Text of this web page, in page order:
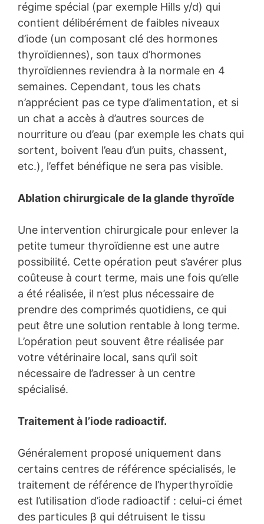
régime spécial (par exemple Hills y/d) qui
contient délibérément de faibles niveaux
d’iode (un composant clé des hormones
thyroïdiennes), son taux d’hormones
thyroïdiennes reviendra à la normale en 4
semaines. Cependant, tous les chats
n’apprécient pas ce type d’alimentation, et si
un chat a accès à d’autres sources de
nourriture ou d’eau (par exemple les chats qui
sortent, boivent l’eau d’un puits, chassent,
etc.), l’effet bénéfique ne sera pas visible.
Ablation chirurgicale de la glande thyroïde
Une intervention chirurgicale pour enlever la
petite tumeur thyroïdienne est une autre
possibilité. Cette opération peut s’avérer plus
coûteuse à court terme, mais une fois qu’elle
a été réalisée, il n’est plus nécessaire de
prendre des comprimés quotidiens, ce qui
peut être une solution rentable à long terme.
L’opération peut souvent être réalisée par
votre vétérinaire local, sans qu’il soit
nécessaire de l’adresser à un centre
spécialisé.
Traitement à l’iode radioactif.
Généralement proposé uniquement dans
certains centres de référence spécialisés, le
traitement de référence de l’hyperthyroïdie
est l’utilisation d’iode radioactif : celui-ci émet
des particules β qui détruisent le tissu